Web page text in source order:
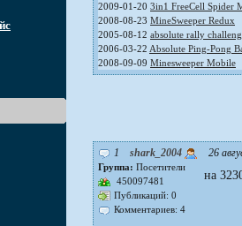
2009-01-20 3in1 FreeCell Spider
2008-08-23 MineSweeper Redux
2005-08-12 absolute rally
2006-03-22 Absolute Ping-Pong
2008-09-09 Minesweeper Mobile
1 shark_2004 26
Группа: Посетители
450097481
Публикаций: 0
Комментариев: 4
на